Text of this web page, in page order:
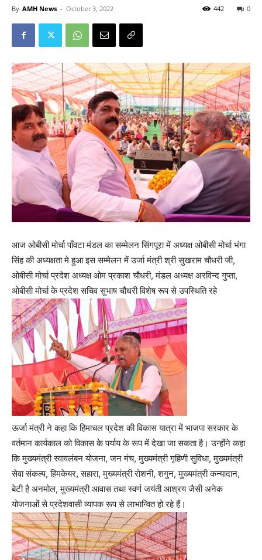
By AMH News - October 3, 2022 0
442
आज ओबीसी मोर्चा पाँवटा मंडल का सम्मेलन सिंगपूरा में अध्यक्ष ओबीसी मोर्चा भंगा
सिंह की अध्यक्षता मे हुआ इस सम्मेलन में उर्जा मंत्री श्री सुखराम चौधरी जी,
ओबीसी मोर्चा प्रदेश अध्यक्ष ओम प्रकाश चौधरी, मंडल अध्यक्ष अरविन्द गुप्ता,
ओबीसी मोर्चा के प्रदेश सचिव सुभाष चौधरी विशेष रूप से उपस्थिति रहे
ऊर्जा मंत्री ने कहा कि हिमाचल प्रदेश की विकास यात्रा में भाजपा सरकार के
वर्तमान कार्यकाल को विकास के पर्याय के रूप में देखा जा सकता है। उन्होंने कहा
कि मुख्यमंत्री स्वावलंबन योजना, जन मंच, मुख्यमंत्री गृहिणी सुविधा, मुख्यमंत्री
सेवा संकल्प, हिमकेयर, सहारा, मुख्यमंत्री रोशनी, शगुन, मुख्यमंत्री कन्यादान,
बेटी है अनमोल, मुख्यमंत्री आवास तथा स्वर्ण जयंती आश्रय जैसी अनेक
योजनाओं से प्रदेशवासी व्यापक रूप से लाभान्वित हो रहे हैं।